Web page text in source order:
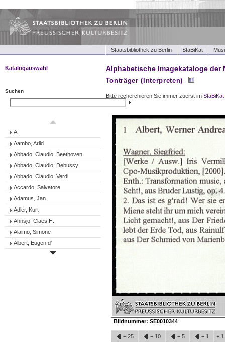
Staatsbibliothek zu Berlin StaBiKat
Katalogauswahl
Tonträger (Werke)
Tonträger (Interpreten)
Suchen
A
Aambo, Arild
Abbado, Claudio: Beethoven
Abbado, Claudio: Debussy
Abbado, Claudio: Verdi
Accardo, Salvatore
Adamus, Jan
Adler, Kurt
Ahnsjö, Claes H.
Alaimo, Simone
Albert, Eugen d'
Alphabetische Imagekataloge der
Tonträger (Interpreten)
Bitte recherchieren Sie immer zuerst im StaBiKat
Bildnummer:SE0010344
− 25 − 10 − 5 − 1 +